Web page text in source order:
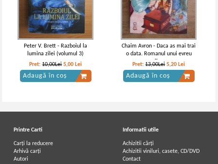
(3 volume)
IN STOC
Pret:24,00Lei
Adaugă în coș
(volumul 3, 1936)
IN STOC
27,00Lei 10,80Lei
Adaugă în coș
-60%
Giovanni Boccaccio - Decameronul Giovanni Boccaccio - Decameronul
Peter V. Brett - Razboiul la
lumina zilei (volumul 3)
Pret:10,00Lei 5,00 Lei
Adaugă în coș
Chaim Avron - Daca as mai trai
o data. Romanul unui evreu
pribeag
Pret:13,00Lei 5,20 Lei
Adaugă în coș
Printre Carti
Carți la reducere
Arhivă carți
Autori
Informatii utile
Achizitii cărți
Achizitii viniluri, casete, CD/DVD
Contact